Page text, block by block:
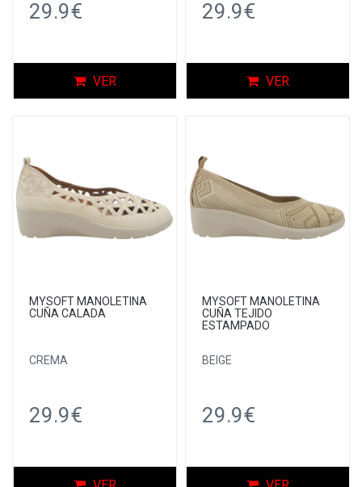
29.9€
VER
29.9€
VER
MYSOFT MANOLETINA
CUÑA CALADA
CREMA
29.9€
MYSOFT MANOLETINA
CUÑA TEJIDO
ESTAMPADO
BEIGE
29.9€